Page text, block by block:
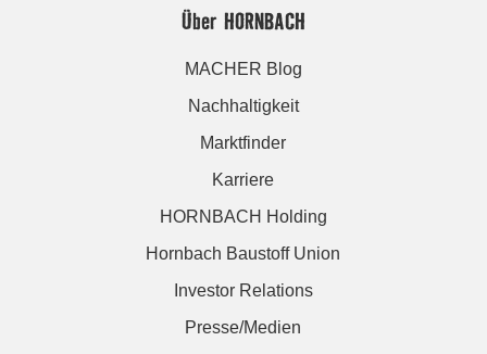
Über HORNBACH
MACHER Blog
Nachhaltigkeit
Marktfinder
Karriere
HORNBACH Holding
Hornbach Baustoff Union
Investor Relations
Presse/Medien